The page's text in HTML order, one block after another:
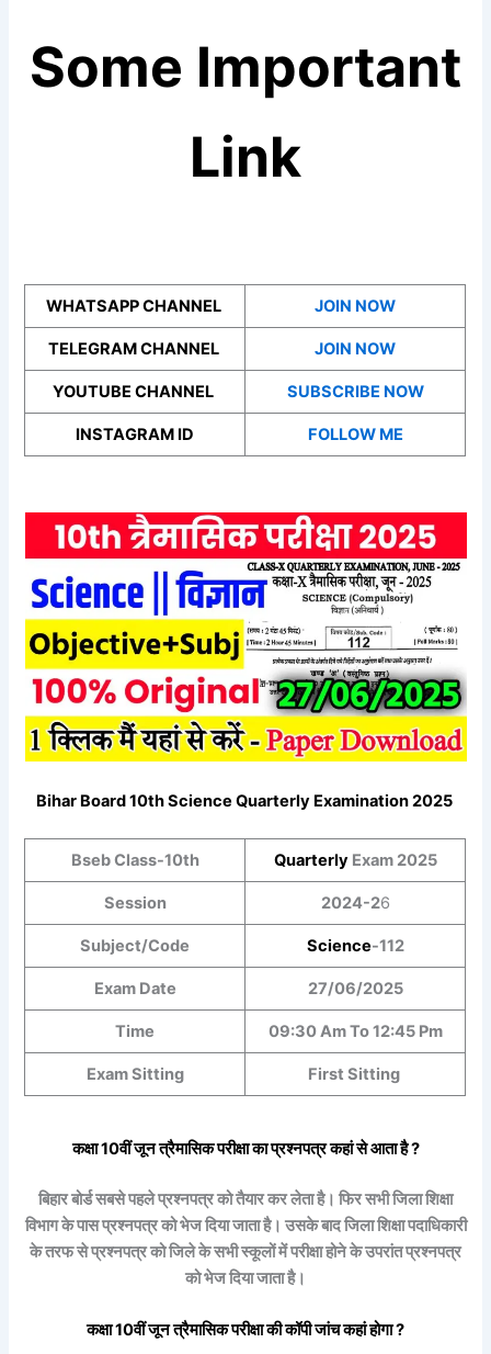
Some Important
Link
WHATSAPP CHANNEL JOIN NOW
TELEGRAM CHANNEL JOIN NOW
YOUTUBE CHANNEL SUBSCRIBE NOW
INSTAGRAM ID FOLLOW ME
Bihar Board 10thScience Quarterly Examination 2025
Bseb Class-10th QuarterlyExam 2025
Session 2024-26
Subject/Code Science-112
Exam Date 27/06/2025
Time 09:30 Am To 12:45 Pm
Exam Sitting First Sitting
कक्षा 10वींजून त्रैमासिकपरीक्षा का प्रश्नपत्र कहां से आता है ?
बिहार बोर्ड सबसे पहले प्रश्नपत्र को तैयार कर लेता है। फिर सभी जिला शिक्षा
विभाग के पास प्रश्नपत्र को भेज दिया जाता है। उसके बाद जिला शिक्षा पदाधिकारी
के तरफ से प्रश्नपत्र को जिले के सभी स्कूलों में परीक्षा होने के उपरांत प्रश्नपत्र
को भेज दिया जाता है।
कक्षा10वींजून त्रैमासिकपरीक्षा की कॉपी जांच कहां होगा ?